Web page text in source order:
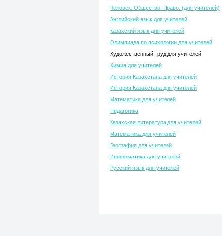
Человек. Общество. Право. (для учителей)
Английский язык для учителей
Казахский язык для учителей
Олимпиада по психологии для учителей
Художественный труд для учителей
Химия для учителей
История Казахстана для учителей
История Казахстана для учителей
Математика для учителей
Педагогика
Казахская литература для учителей
Математика для учителей
География для учителей
Информатика для учителей
Русский язык для учителей